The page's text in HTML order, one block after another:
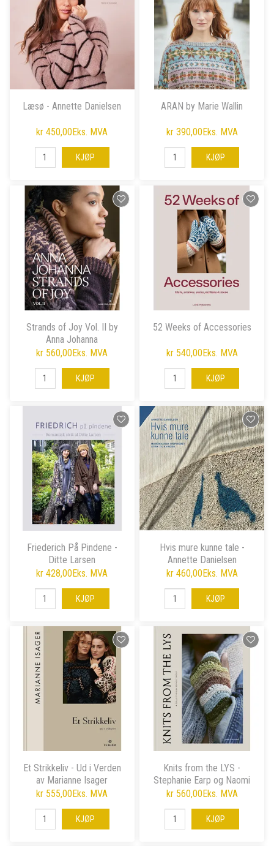
Læsø - Annette Danielsen
kr 450,00 Eks. MVA
KJØP
ARAN by Marie Wallin
kr 390,00 Eks. MVA
KJØP
Strands of Joy Vol. II by
Anna Johanna
kr 560,00Eks. MVA
KJØP
52 Weeks of Accessories
kr 540,00Eks. MVA
KJØP
Friederich På Pindene -
Ditte Larsen
kr 428,00Eks. MVA
KJØP
Hvis mure kunne tale -
Annette Danielsen
kr 460,00Eks. MVA
KJØP
Et Strikkeliv - Ud i Verden
av Marianne Isager
kr 555,00Eks. MVA
KJØP
Knits from the LYS -
Stephanie Earp og Naomi
Endicott
kr 560,00Eks. MVA
KJØP